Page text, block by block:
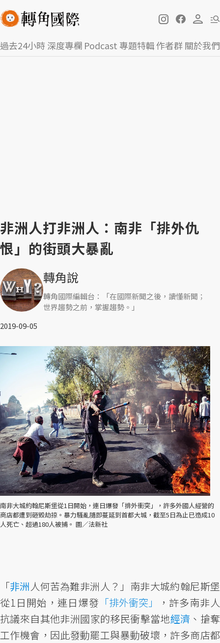
過去24小時深度專欄 Podcast 專題特輯作者群關於我們
非洲人打非洲人：南非「排外仇
恨」的街頭大暴亂
轉角說
轉角國際編輯台：「在國際新聞之後，讀懂新聞；
世界趨勢之前，掌握趨勢。」
2019-09-05
南非大城約翰尼斯堡從1日開始，連日爆發「排外衝突」，許多外國人經營的
商店都遭到砸毀劫掠。暴力騷亂隨即蔓延到首都大城，截至5日為止已造成10
人死亡、超過180人被捕。 圖／法新社
「非洲 人何苦為難非洲人？」南非大城約翰尼斯堡
從1日開始，連日爆發 「排外衝突」
，許多南非人
抗議來自其他非洲國家的移民衝擊當地經濟 、搶奪
工作機會，因此發動罷工與暴動破壞，許多商店都